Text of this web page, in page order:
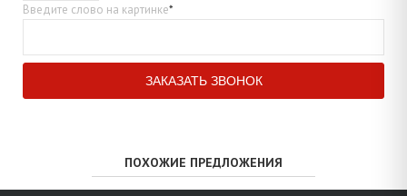
Введите слово на картинке*
ПОХОЖИЕ ПРЕДЛОЖЕНИЯ